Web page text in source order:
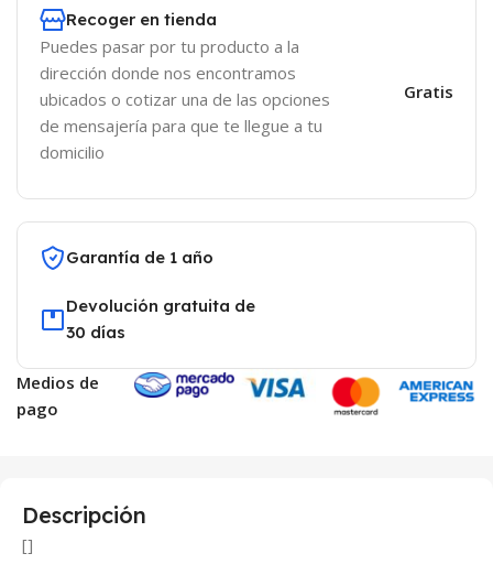
Recoger en tienda
Puedes pasar por tu producto a la
dirección donde nos encontramos
ubicados o cotizar una de las opciones
de mensajería para que te llegue a tu
domicilio
Gratis
Garantía de 1 año
Devolución gratuita de
30 días
Medios de
pago
Descripción
[]